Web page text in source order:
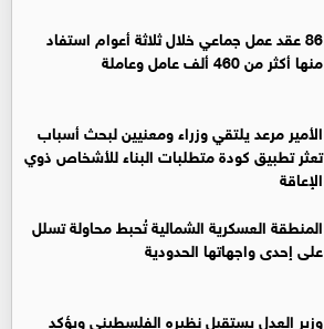
86 عقد عمل جماعي خلال ثلاثة أعوام استفاد
منها أكثر من 460 ألف عامل وعاملة
الأمير مرعد يلتقي وزراء ومعنيين لبحث أسباب
تعثر تطبيق كودة متطلبات البناء للأشخاص ذوي
الإعاقة
المنطقة العسكرية الشمالية تُحبط محاولة تسلل
على إحدى واجهاتها الحدودية
وزير العدل يستقبل نظيره الفلسطيني ويؤكد